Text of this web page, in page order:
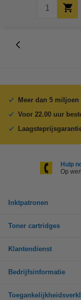
Meer dan 5 miljoen
Voor 22.00 uur
Hulp
Op
Inktpatronen
Toner cartridges
Klantendienst
Bedrijfsinformatie